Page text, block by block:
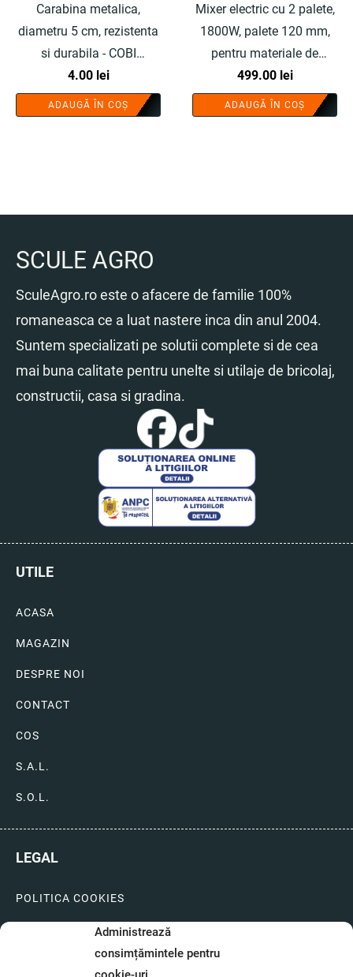
Administrează
consimțămintele pentru
Carabina metalica,
diametru 5 cm, rezistenta
si durabila - COBI
SMART®
4.00 lei
ADAUGĂ ÎN COȘ
Mixer electric cu 2 palete,
1800W, palete 120 mm,
pentru materiale de
constructii - COBI
SMART®
499.00 lei
ADAUGĂ ÎN COȘ
SCULE AGRO
SculeAgro.ro este o afacere de familie 100%
romaneasca ce a luat nastere inca din anul 2004.
Suntem specializati pe solutii complete si de cea
mai buna calitate pentru unelte si utilaje de bricolaj,
constructii, casa si gradina.
UTILE
ACASA
MAGAZIN
DESPRE NOI
CONTACT
COS
S.A.L.
S.O.L.
LEGAL
POLITICA COOKIES
LIVRARI SI PLATI
GARANTIE SI SERVICE